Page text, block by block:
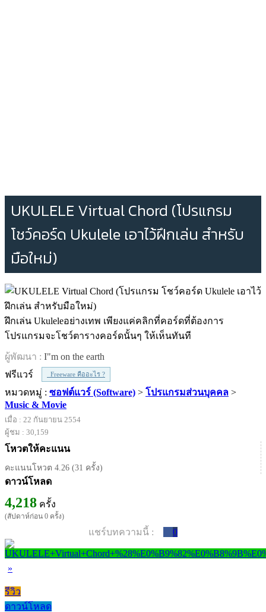
UKULELE Virtual Chord (โปรแกรม
โชว์คอร์ด Ukulele เอาไว้ฝึกเล่น สำหรับ
มือใหม่)
ฝึกเล่น Ukuleleอย่างเทพ เพียงแค่คลิกที่คอร์ดที่ต้องการ
โปรแกรมจะโชว์ตารางคอร์ดนั้นๆ ให้เห็นทันที
ผู้พัฒนา : I"m on the earth
ฟรีแวร์
Freeware คืออะไร ?
หมวดหมู่ : ซอฟต์แวร์ (Software) > โปรแกรมส่วนบุคคล >
Music & Movie
เมื่อ : 22 กันยายน 2554
ผู้ชม : 30,159
โหวตให้คะแนน
คะแนนโหวต 4.26 (31 ครั้ง)
ดาวน์โหลด
4,218 ครั้ง
(สัปดาห์ก่อน 0 ครั้ง)
แชร์บทความนี้ : 0
»
รีวิว
ดาวน์โหลด